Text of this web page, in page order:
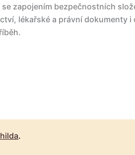
zapojením bezpečnostních
lékařské a právní dokumenty i
.